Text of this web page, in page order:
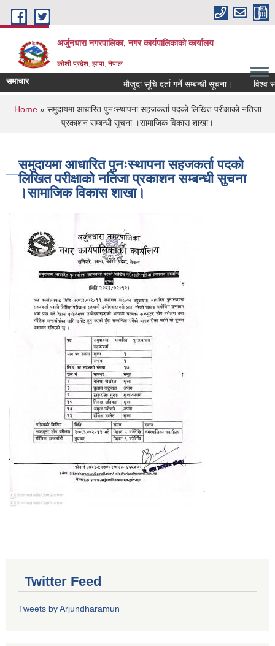
Skip to main content
अर्जुनधारा नगरपालिका, नगर कार्यपालिकाको कार्यालय
कोशी प्रदेश, झापा, नेपाल
समाचार मौजुदा सूचि दर्ता गर्ने सम्बन्धी सूचना। विश्व
You are here
Home» समुदायमा आधारित पुनःस्थापना सहजकर्ता पदको लिखित परीक्षाको नतिजा
प्रकाशन सम्बन्धी सुचना ।सामाजिक विकास शाखा।
समुदायमा आधारित पुनःस्थापना सहजकर्ता पदको
लिखित परीक्षाको नतिजा प्रकाशन सम्बन्धी सुचना
।सामाजिक विकास शाखा।
Twitter Feed
Tweets by Arjundharamun